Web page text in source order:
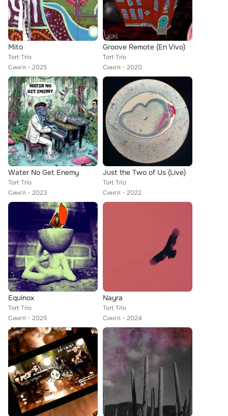
Mito
Tort Trío
Сингл
2025
Groove Remote (En Vivo)
Tort Trío
Сингл
2020
Water No Get Enemy
Tort Trío
Сингл
2023
Just the Two of Us (Live)
Tort Trío
Сингл
2022
Equinox
Tort Trío
Сингл
2025
Nayra
Tort Trío
Сингл
2024